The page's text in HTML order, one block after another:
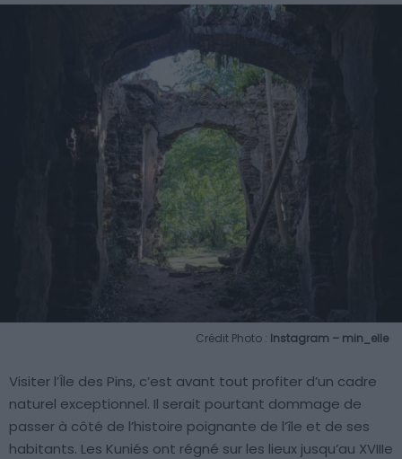
Crédit Photo : Instagram – min_elle
Visiter l’Île des Pins, c’est avant tout profiter d’un cadre
naturel exceptionnel. Il serait pourtant dommage de
passer à côté de l’histoire poignante de l’île et de ses
habitants. Les Kuniés ont régné sur les lieux jusqu’au XVIIIe